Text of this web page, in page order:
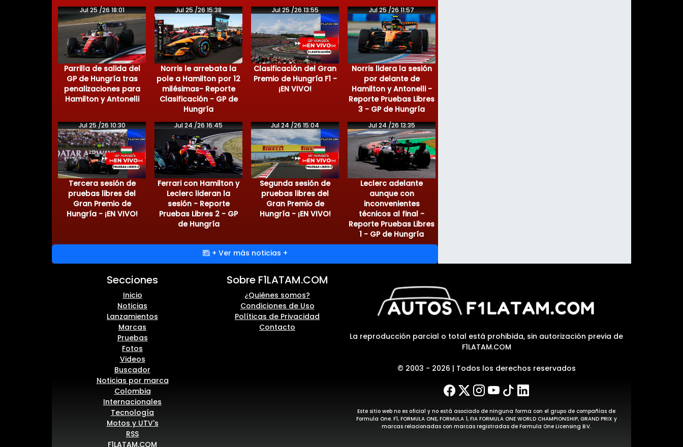
Jul 25 /26 18:01
Parrilla de salida del
GP de Hungría tras
penalizaciones para
Hamilton y Antonelli
Jul 25 /26 15:38
Norris le arrebata la
pole a Hamilton por 12
milésimas- Reporte
Clasificación - GP de
Hungría
Jul 25 /26 13:55
Clasificación del Gran
Premio de Hungría F1 -
¡EN VIVO!
Jul 25 /26 11:57
Norris lidera la sesión
por delante de
Hamilton y Antonelli -
Reporte Pruebas Libres
3 - GP de Hungría
Jul 25 /26 10:30
Tercera sesión de
pruebas libres del
Gran Premio de
Hungría - ¡EN VIVO!
Jul 24 /26 16:45
Ferrari con Hamilton y
Leclerc lideran la
sesión - Reporte
Pruebas Libres 2 - GP
de Hungría
Jul 24 /26 15:04
Segunda sesión de
pruebas libres del
Gran Premio de
Hungría - ¡EN VIVO!
Jul 24 /26 13:35
Leclerc adelante
aunque con
inconvenientes
técnicos al final -
Reporte Pruebas Libres
1 - GP de Hungría
+ Ver más noticias +
Secciones
Inicio
Noticias
Lanzamientos
Marcas
Pruebas
Fotos
Videos
Buscador
Noticias por marca
Colombia
Internacionales
Tecnología
Motos y UTV's
RSS
F1LATAM.COM
Sobre F1LATAM.COM
¿Quiénes somos?
Condiciones de Uso
Políticas de Privacidad
Contacto
La reproducción parcial o total está prohibida, sin autorización previa de
F1LATAM.COM
© 2003 - 2026 | Todos los derechos reservados
Este sitio web no es oficial y no está asociado de ninguna forma con el grupo de compañías de
Formula One. F1, FORMULA ONE, FORMULA 1, FIA FORMULA ONE WORLD CHAMPIONSHIP, GRAND PRIX y
marcas relacionadas con marcas registradas de Formula One Licensing B.V.